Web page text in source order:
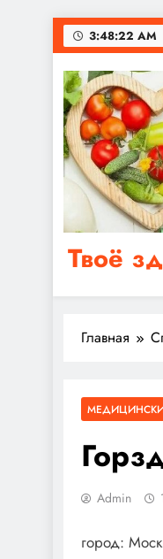
Перейти
к
содержимому
3:48:22 AM
Твоё
Сайт о
Главная
Admin
город: